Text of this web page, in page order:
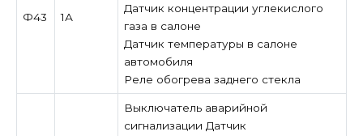
Ф43 1А
Датчик концентрации углекислого
газа в салоне
Датчик температуры в салоне
автомобиля
Реле обогрева заднего стекла
Выключатель аварийной
сигнализации Датчик